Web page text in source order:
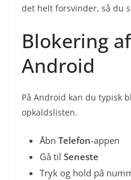
det helt forsvinder, så du
Blokering
Android
På Android kan du typisk
opkaldslisten.
Åbn Telefon-appen
Gå til Seneste
Tryk og hold på